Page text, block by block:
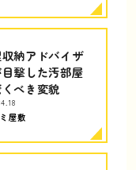
納アドバイザ
撃した汚部屋
べき変貌
屋敷